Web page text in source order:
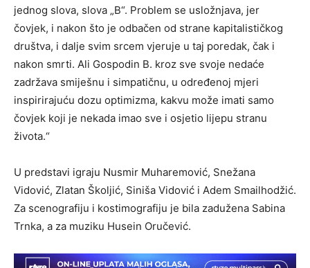
jednog slova, slova „B“. Problem se usložnjava, jer
čovjek, i nakon što je odbačen od strane kapitalističkog
društva, i dalje svim srcem vjeruje u taj poredak, čak i
nakon smrti. Ali Gospodin B. kroz sve svoje nedaće
zadržava smiješnu i simpatičnu, u određenoj mjeri
inspirirajuću dozu optimizma, kakvu može imati samo
čovjek koji je nekada imao sve i osjetio lijepu stranu
života.“
U predstavi igraju Nusmir Muharemović, Snežana
Vidović, Zlatan Školjić, Siniša Vidović i Adem Smailhodžić.
Za scenografiju i kostimografiju je bila zadužena Sabina
Trnka, a za muziku Husein Oručević.